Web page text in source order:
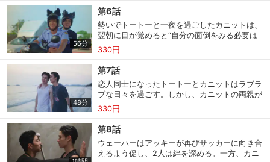
う。一方、ウェーハーは自分がしたことへの後
悔にとらわれる日々を過ごしていたが、心配し
たアッキーが駆けつけ…。
56分
第6話
勢いでトートーと一夜を過ごしたカニットは、
翌朝に目が覚めると“自分の面倒をみる必要は
ない”と借金返済の終了を告げる。しかし、カ
ニットに惚れたトートーはふさわしい相手にな
ろうとアプローチすることに。そんなある日、
2人は一緒にカニットの友人パイリンの誕生日
パーティーに出掛けるが…。
330円
48分
第7話
恋人同士になったトートーとカニットはラブラ
ブな日々を過ごす。しかし、カニットの両親が
バンコクを訪れることになり、ライオンとの破
局を両親に打ち明けられないカニットのため
に、トートーはパイロットのふりをして会うこ
とに。早速、カニットはトートーを完璧な男に
仕上げるためにコーチングするが…。
330円
第8話
ウェーハーはアッキーが再びサッカーに向き合
えるよう促し、2人は絆を深める。一方、カニ